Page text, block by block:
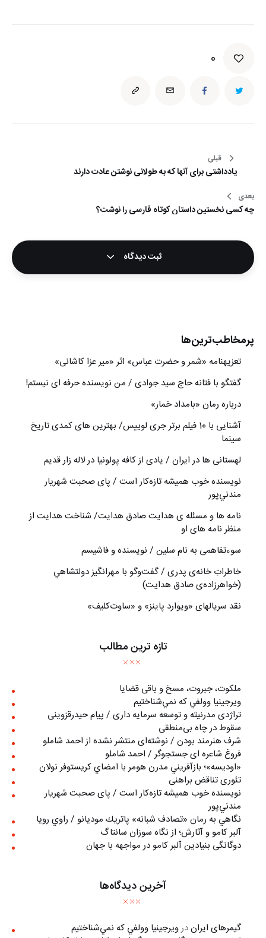
0
راهبری
نوشته
قبلی
یادداشتی برای آنها که به طولانی نوشتن عادت دارند
بعدی
چه کسی نخستین داستان کوتاه فارسی را نوشت؟
ثبت دیدگاه
پرمخاطب‌ترین‌ها
تعزیه‎نامه‏ «شمر و حضرت عباس» اثر «میر عزا کاشانی»
گفتگو با فتانه حاج سید جوادی / من نویسنده حرفه ای نیستم!
درباره رمان «بامداد خمار»
آشنایی با 10 فیلم برتر جری لوییس/ بهترین های کمدی تاریخ
سینما
لهستانی ها در ایران / یادی از کافه پولونیا در لاله زار قدیم
نويسنده خوب هميشه تازه‌كار است / پای صحبت شهريار
مندني‌پور
نامه ها و مسئله ی هدایت صادق هدایت/ شناخت هدایت از
منظر نامه های او
سوءتفاهمی به نام سلین / نویسنده و فاشیسم
خاطراتِ خانه‌ی پدری / گفت‌وگو با مهرانگيز دولتشاهي
(خواهرزاده‌ی صادق هدايت)
نقد سریالهای «ویوارد پاینز» و «ساوت‌کلیف»
تازه ترین مطالب
ملکوت، جبروت، مسخ و باقی قضایا
ويرجينيا وولفي كه نمي‌شناختيم
تراژدی مدرنیته و توسعه سرمایه داری / پیام حیدرقزوینی
سقوط در چاه بی‌منطقی
شرف هنرمند بودن / نوشته‌ای منتشر نشده از احمد شاملو
فروغ شاعره ای جستجوگر / احمد شاملو
«اوديسه»؛ بازآفريني مدرن هومر با امضاي كريستوفر نولان
تئوری تناقض براهنی
نويسنده خوب هميشه تازه‌كار است / پای صحبت شهريار
مندني‌پور
نگاهي به رمان «تصادف شبانه» پاتريك موديانو / راوي رويا
آلبر کامو و آثارش؛ از نگاه سوزان سانتاگ
دوگانگی بنیادین آلبر کامو در مواجهه با جهان
آخرین دیدگاه‌ها
گیمرهای ایراندرويرجينيا وولفي كه نمي‌شناختيم